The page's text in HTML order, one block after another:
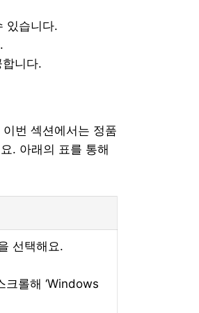
있습니다.
니다.
번 섹션에서는 정품
. 아래의 표를 통해
선택해요.
크롤해 ‘Windows